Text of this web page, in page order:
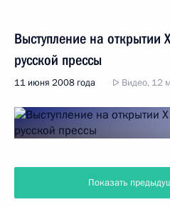
Выступление на открытии
русской прессы
11 июня 2008 года Видео, 12
Показать